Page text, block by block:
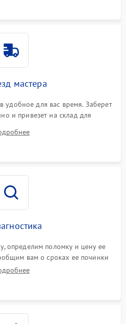
мастера
удобное для вас время. Заберет
и привезет на склад для
определим поломку и цену ее
вам о сроках ее починки